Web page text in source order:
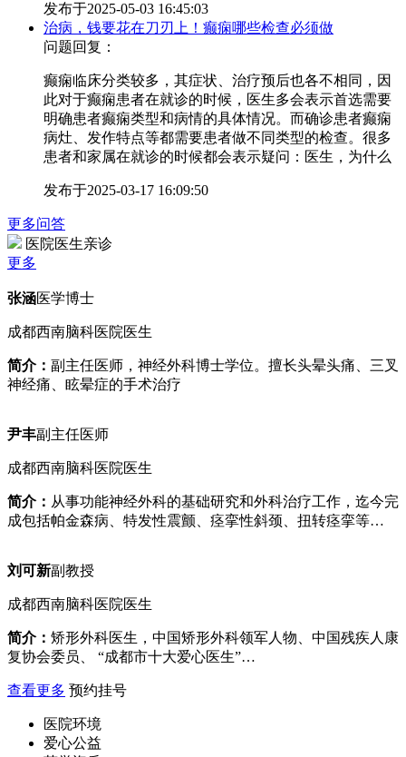
发布于2025-05-03 16:45:03
治病，钱要花在刀刃上！癫痫哪些检查必须做
问题回复：
癫痫临床分类较多，其症状、治疗预后也各不相同，因
此对于癫痫患者在就诊的时候，医生多会表示首选需要
明确患者癫痫类型和病情的具体情况。而确诊患者癫痫
病灶、发作特点等都需要患者做不同类型的检查。很多
患者和家属在就诊的时候都会表示疑问：医生，为什么
发布于2025-03-17 16:09:50
更多问答
医院医生亲诊
更多
张涵医学博士
成都西南脑科医院医生
简介： 副主任医师，神经外科博士学位。擅长头晕头痛、三叉
神经痛、眩晕症的手术治疗
尹丰副主任医师
成都西南脑科医院医生
简介： 从事功能神经外科的基础研究和外科治疗工作，迄今完
成包括帕金森病、特发性震颤、痉挛性斜颈、扭转痉挛等…
刘可新副教授
成都西南脑科医院医生
简介： 矫形外科医生，中国矫形外科领军人物、中国残疾人康
复协会委员、 “成都市十大爱心医生”…
查看更多 预约挂号
医院环境
爱心公益